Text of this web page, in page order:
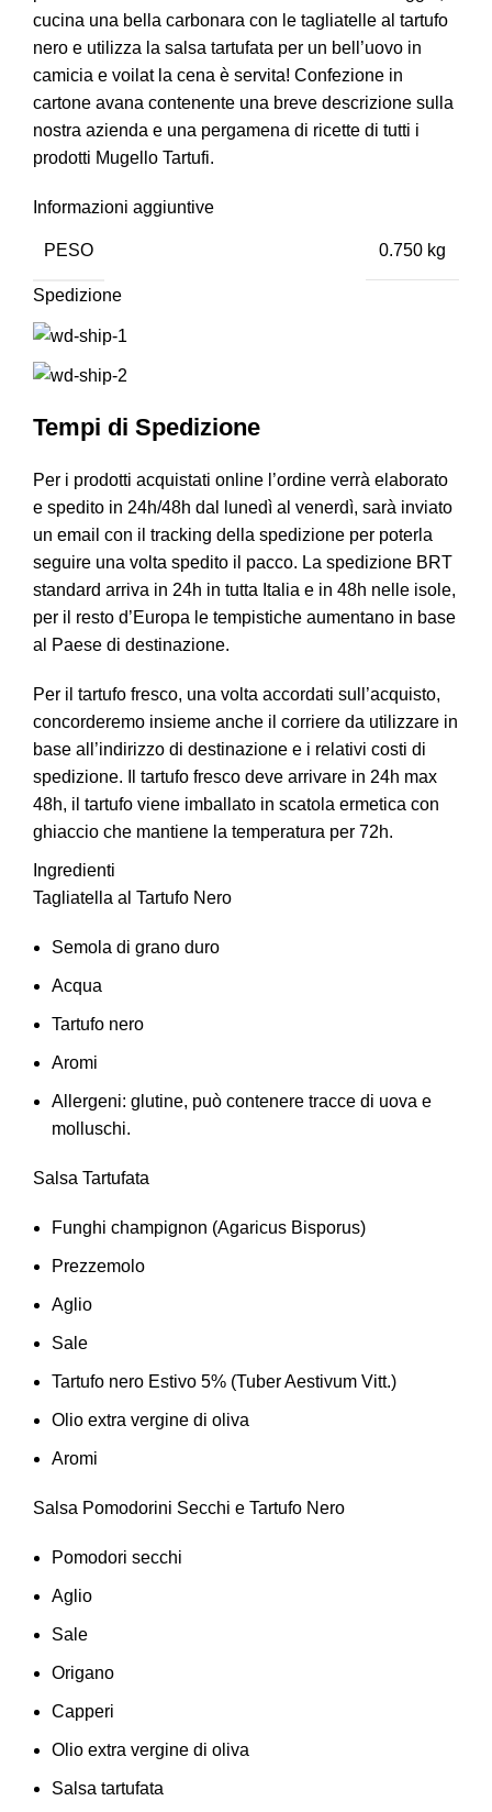
cucina una bella carbonara con le tagliatelle al tartufo
nero e utilizza la salsa tartufata per un bell’uovo in
camicia e voilat la cena è servita! Confezione in
cartone avana contenente una breve descrizione sulla
nostra azienda e una pergamena di ricette di tutti i
prodotti Mugello Tartufi.
Informazioni aggiuntive
PESO 0.750 kg
Spedizione
Tempi di Spedizione
Per i prodotti acquistati online l’ordine verrà elaborato
e spedito in 24h/48h dal lunedì al venerdì, sarà inviato
un email con il tracking della spedizione per poterla
seguire una volta spedito il pacco. La spedizione BRT
standard arriva in 24h in tutta Italia e in 48h nelle isole,
per il resto d’Europa le tempistiche aumentano in base
al Paese di destinazione.
Per il tartufo fresco, una volta accordati sull’acquisto,
concorderemo insieme anche il corriere da utilizzare in
base all’indirizzo di destinazione e i relativi costi di
spedizione. Il tartufo fresco deve arrivare in 24h max
48h, il tartufo viene imballato in scatola ermetica con
ghiaccio che mantiene la temperatura per 72h.
Ingredienti
Tagliatella al Tartufo Nero
Semola di grano duro
Acqua
Tartufo nero
Aromi
Allergeni: glutine, può contenere tracce di uova e
molluschi.
Salsa Tartufata
Funghi champignon (Agaricus Bisporus)
Prezzemolo
Aglio
Sale
Tartufo nero Estivo 5% (Tuber Aestivum Vitt.)
Olio extra vergine di oliva
Aromi
Salsa Pomodorini Secchi e Tartufo Nero
Pomodori secchi
Aglio
Sale
Origano
Capperi
Olio extra vergine di oliva
Salsa tartufata